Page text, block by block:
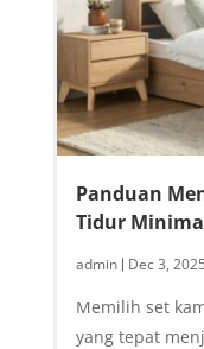
Panduan
Tidur
admin | Dec 3, 2025
Memilih set
yang tepat